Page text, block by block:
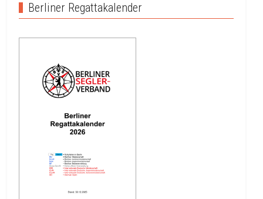
Berliner Regattakalender